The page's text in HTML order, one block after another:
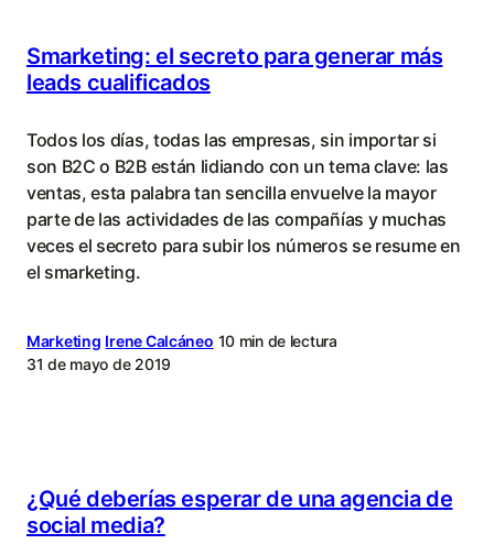
Smarketing: el secreto para generar más
leads cualificados
Todos los días, todas las empresas, sin importar si
son B2C o B2B están lidiando con un tema clave: las
ventas, esta palabra tan sencilla envuelve la mayor
parte de las actividades de las compañías y muchas
veces el secreto para subir los números se resume en
el smarketing.
Marketing Irene Calcáneo 10 min de lectura
31 de mayo de 2019
¿Qué deberías esperar de una agencia de
social media?